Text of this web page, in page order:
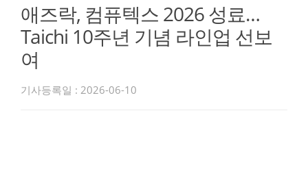
애즈락, 컴퓨텍스 2026 성료…
Taichi 10주년 기념 라인업 선보
여
기사등록일 : 2026-06-10